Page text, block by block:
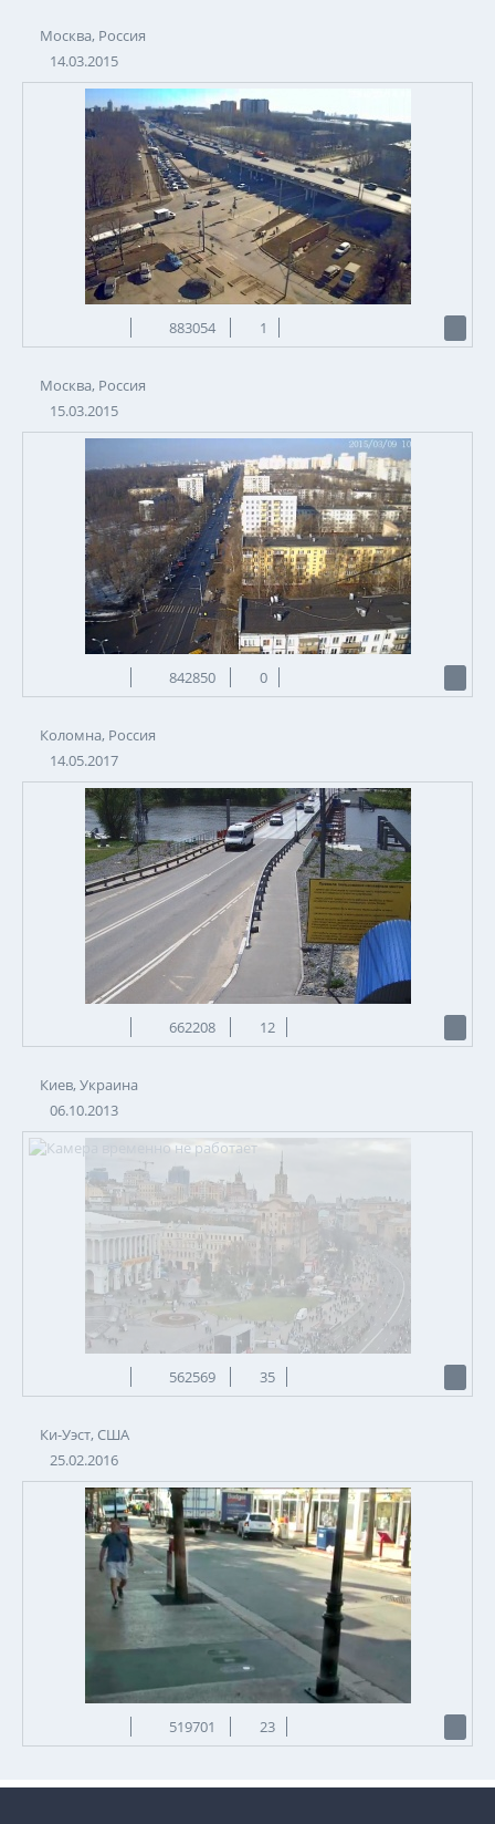
Москва, Россия
14.03.2015
883054 1
Москва, Россия
15.03.2015
842850 0
Коломна, Россия
14.05.2017
662208 12
Киев, Украина
06.10.2013
562569 35
Ки-Уэст, США
25.02.2016
519701 23